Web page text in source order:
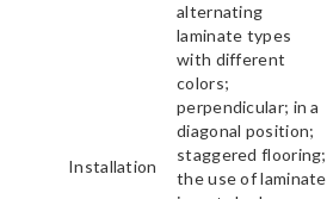
Installation
alternating
laminate types
with different
colors;
perpendicular; in a
diagonal position;
staggered flooring;
the use of laminate